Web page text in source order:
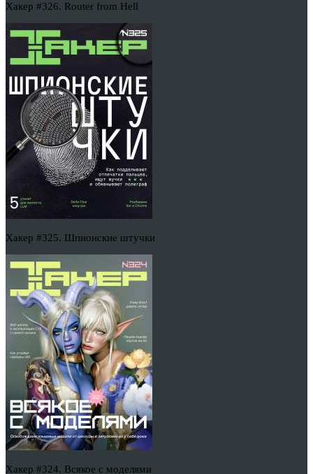
Хакер #326. Router from Hell
Хакер #325. Шпионские штучки
Хакер #324. Всякое с моделями